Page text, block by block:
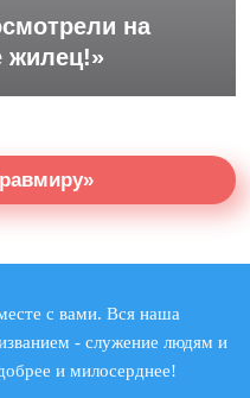
на
жилец!»
с вами. Вся наша
- служение людям и
и милосерднее!